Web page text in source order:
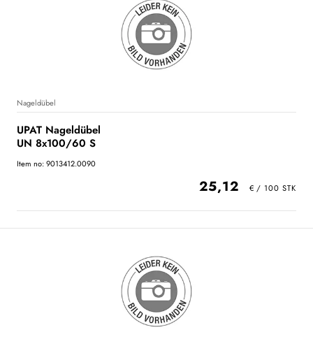
Nageldübel
UPAT Nageldübel
UN 8x100/60 S
Item no: 9013412.0090
25,12